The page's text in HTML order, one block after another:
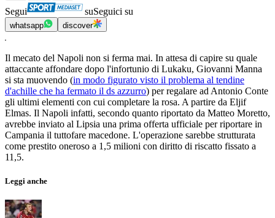
Segui suSeguici su
whatsapp discover
Il mecato del Napoli non si ferma mai. In attesa di capire su quale
attaccante affondare dopo l'infortunio di Lukaku, Giovanni Manna
si sta muovendo (in modo figurato visto il problema al tendine
d'achille che ha fermato il ds azzurro) per regalare ad Antonio Conte
gli ultimi elementi con cui completare la rosa. A partire da Eljif
Elmas. Il Napoli infatti, secondo quanto riportato da Matteo Moretto,
avrebbe inviato al Lipsia una prima offerta ufficiale per riportare in
Campania il tuttofare macedone. L'operazione sarebbe strutturata
come prestito oneroso a 1,5 milioni con diritto di riscatto fissato a
11,5.
Leggi anche